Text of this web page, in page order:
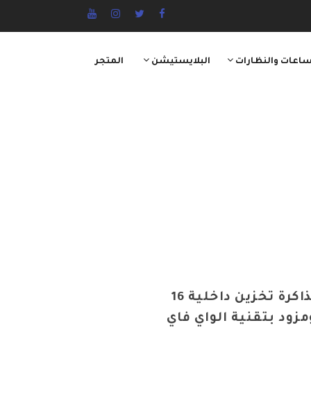
والنظارات البلايستيشن المتجر
تابلت M3 ماكس مقاس 7 بوصة بذاكرة تخزين داخلية 16
1 جيجابايت ومزود بتقنية الواي فاي